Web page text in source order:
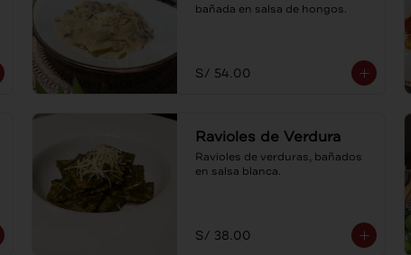
bañada en salsa de hongos.
S/ 54.00
Ravioles de Verdura
Ravioles de verduras, bañados
en salsa blanca.
S/ 38.00